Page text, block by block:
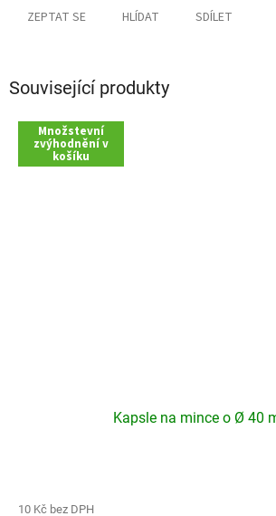
ZEPTAT SE HLÍDAT SDÍLET
Související produkty
Množstevní
zvýhodnění v
košíku
Kapsle na mince o Ø 40
produktu
10 Kč bez DPH